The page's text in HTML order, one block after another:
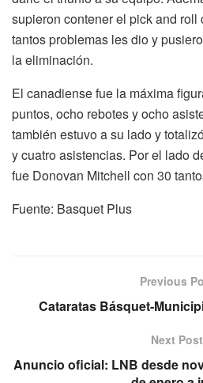
supieron contener el pick and
tantos problemas les dio y
la eliminación.
El canadiense fue la máxima
puntos, ocho rebotes y ocho
también estuvo a su lado y
y cuatro asistencias. Por el lado
fue Donovan Mitchell con 30
Fuente: Basquet Plus
Previous
Cataratas Básquet-
Next Post
Anuncio oficial: LNB desde